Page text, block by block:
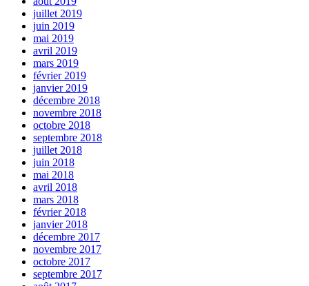
juillet 2019
juin 2019
mai 2019
avril 2019
mars 2019
février 2019
janvier 2019
décembre 2018
novembre 2018
octobre 2018
septembre 2018
juillet 2018
juin 2018
mai 2018
avril 2018
mars 2018
février 2018
janvier 2018
décembre 2017
novembre 2017
octobre 2017
septembre 2017